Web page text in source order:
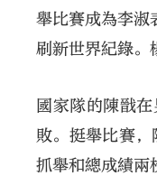
舉比賽成為李淑
刷新世界紀錄。
國家隊的陳戩
敗。挺舉比賽
抓舉和總成績兩